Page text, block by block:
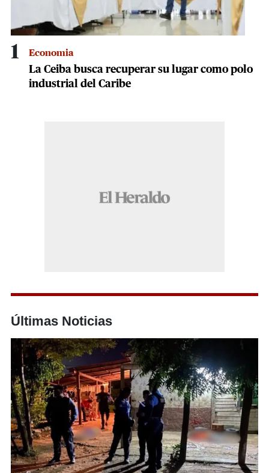
1 Economia
La Ceiba busca recuperar su lugar como polo
industrial del Caribe
Últimas Noticias